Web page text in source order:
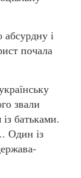
і
почала
звали
батьками.
Один із